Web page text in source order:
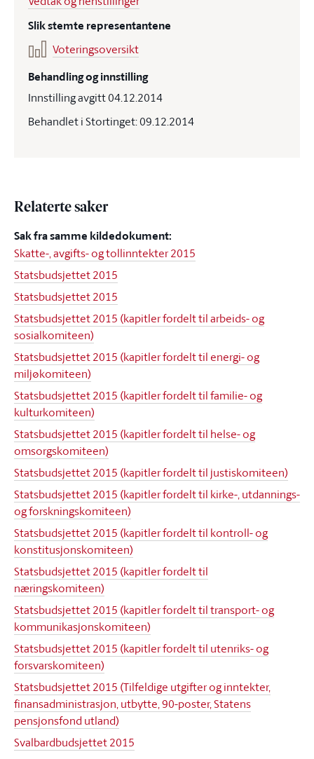
Slik stemte representantene
Voteringsoversikt
Behandling og innstilling
Innstilling avgitt 04.12.2014
Behandlet i Stortinget: 09.12.2014
Relaterte saker
Sak fra samme kildedokument:
Skatte-, avgifts- og tollinntekter 2015
Statsbudsjettet 2015
Statsbudsjettet 2015
Statsbudsjettet 2015 (kapitler fordelt til arbeids- og
sosialkomiteen)
Statsbudsjettet 2015 (kapitler fordelt til energi- og
miljøkomiteen)
Statsbudsjettet 2015 (kapitler fordelt til familie- og
kulturkomiteen)
Statsbudsjettet 2015 (kapitler fordelt til helse- og
omsorgskomiteen)
Statsbudsjettet 2015 (kapitler fordelt til justiskomiteen)
Statsbudsjettet 2015 (kapitler fordelt til kirke-, utdannings-
og forskningskomiteen)
Statsbudsjettet 2015 (kapitler fordelt til kontroll- og
konstitusjonskomiteen)
Statsbudsjettet 2015 (kapitler fordelt til
næringskomiteen)
Statsbudsjettet 2015 (kapitler fordelt til transport- og
kommunikasjonskomiteen)
Statsbudsjettet 2015 (kapitler fordelt til utenriks- og
forsvarskomiteen)
Statsbudsjettet 2015 (Tilfeldige utgifter og inntekter,
finansadministrasjon, utbytte, 90-poster, Statens
pensjonsfond utland)
Svalbardbudsjettet 2015